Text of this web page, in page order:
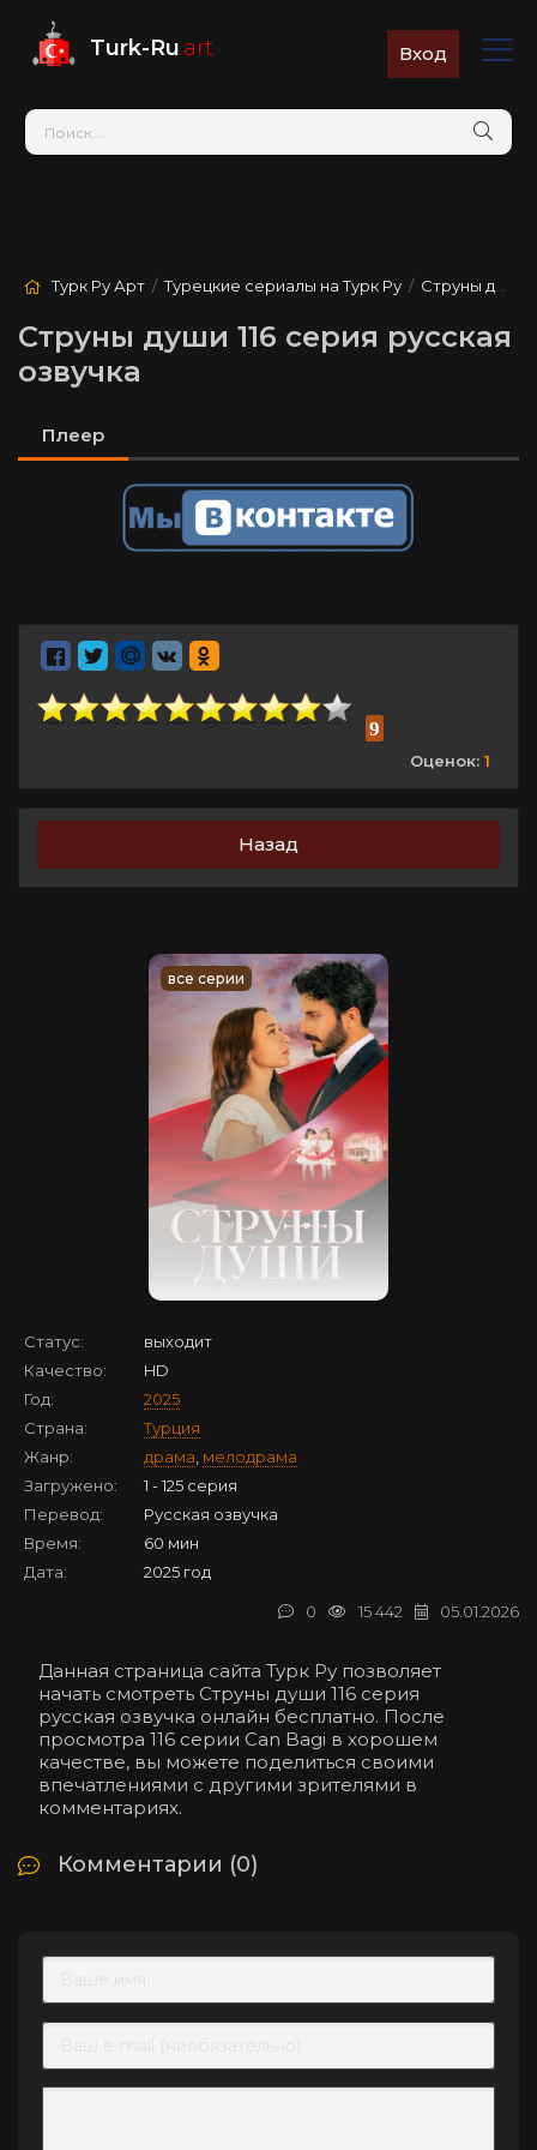
Turk-Ru.art Вход
Турк Ру Арт /Турецкие сериалы на Турк Ру / Струны души
Струны души 116 серия русская
озвучка
Плеер
9
Оценок: 1
Назад
все серии
Статус:
выходит
Качество:
HD
Год:
2025
Страна:
Турция
Жанр:
драма мелодрама
Загружено:
1 - 125 серия
Перевод:
Русская озвучка
Время:
60 мин
Дата:
2025 год
05.01.2026
15 442
0
Данная страница сайта Турк Ру позволяет
начать смотреть Струны души 116 серия
русская озвучка онлайн бесплатно. После
просмотра 116 серии Can Bagi в хорошем
качестве, вы можете поделиться своими
впечатлениями с другими зрителями в
комментариях.
Комментарии (0)